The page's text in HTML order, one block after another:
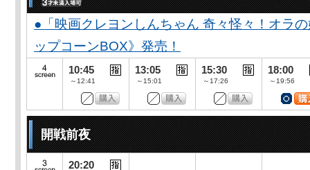
●「映画クレヨンしんちゃん 奇々怪々！オラ
ップコーンBOX》発売！
10:45
～12:41
13:05
～15:01
15:30
～17:26
18:00
～19:56
開戦前夜
20:20